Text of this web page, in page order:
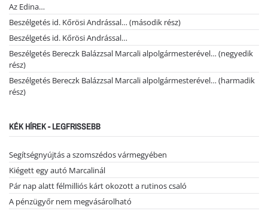
Az Edina…
Beszélgetés id. Kőrösi Andrással… (második rész)
Beszélgetés id. Kőrösi Andrással…
Beszélgetés Bereczk Balázzsal Marcali alpolgármesterével… (negyedik
rész)
Beszélgetés Bereczk Balázzsal Marcali alpolgármesterével… (harmadik
rész)
KÉK HÍREK - LEGFRISSEBB
Segítségnyújtás a szomszédos vármegyében
Kiégett egy autó Marcalinál
Pár nap alatt félmilliós kárt okozott a rutinos csaló
A pénzügyőr nem megvásárolható